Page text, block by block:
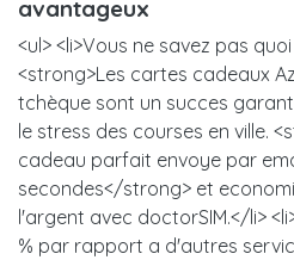
avantageux
<ul> <li>Vous ne savez pas
<strong>Les cartes cadeaux
tchèque sont un succes
le stress des courses en ville.
cadeau parfait envoye par
secondes</strong> et
l'argent avec doctorSIM.</li>
% par rapport a d'autres